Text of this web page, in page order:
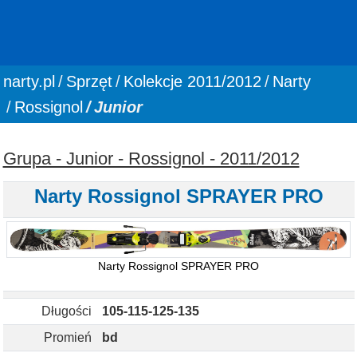
You are here:
narty.pl Sprzęt Kolekcje 2011/2012
Narty
Rossignol
Junior
Grupa - Junior - Rossignol - 2011/2012
Narty Rossignol SPRAYER PRO
Narty Rossignol SPRAYER PRO
Długości
105-115-125-135
Promień
bd